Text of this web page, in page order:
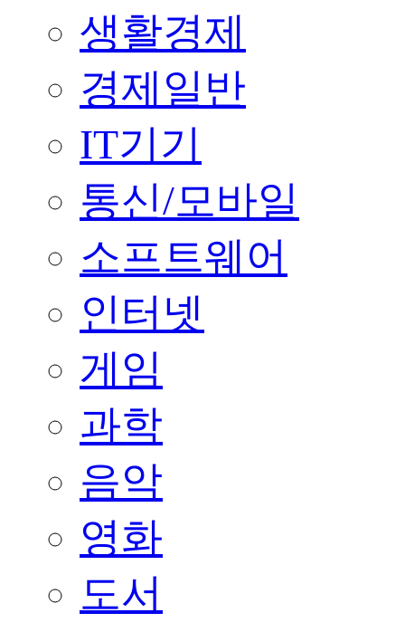
생활경제
경제일반
IT기기
통신/모바일
소프트웨어
인터넷
게임
과학
음악
영화
도서